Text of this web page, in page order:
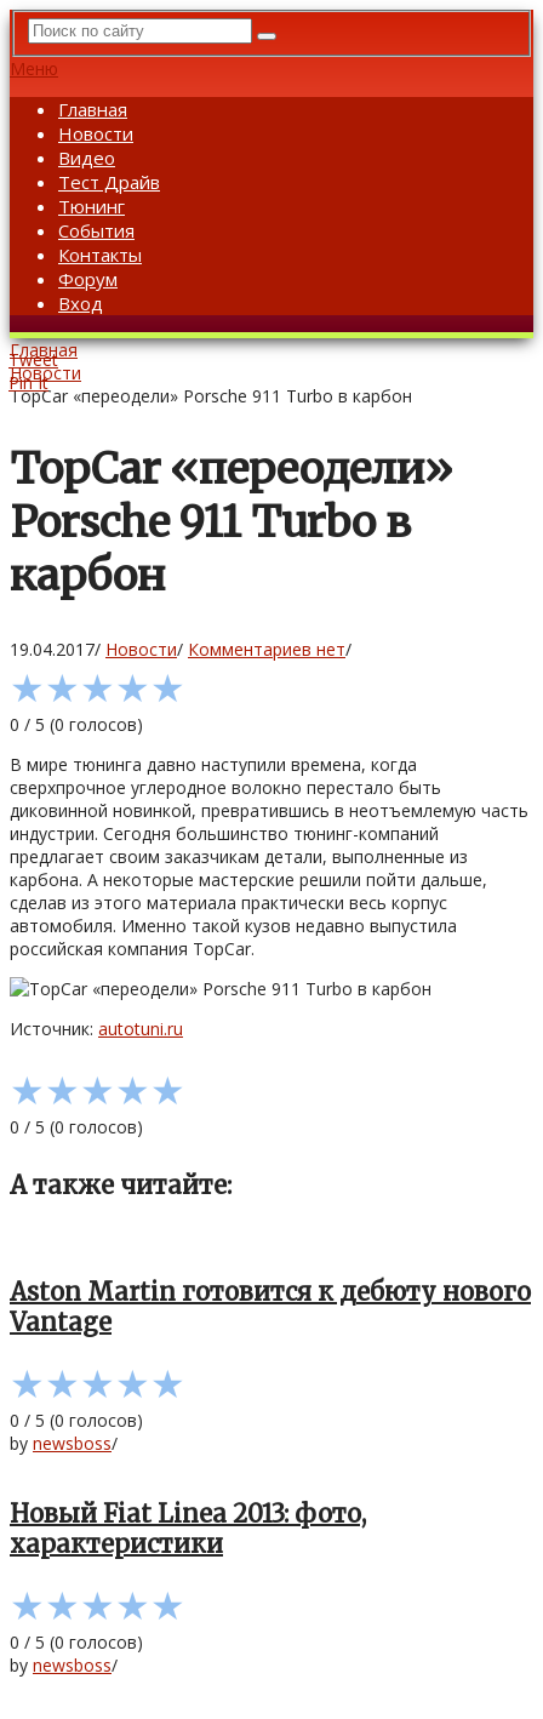
Меню
Главная
Новости
Видео
Тест Драйв
Тюнинг
События
Контакты
Форум
Вход
Главная
Новости
TopCar «переодели» Porsche 911 Turbo в карбон
TopCar «переодели»
Porsche 911 Turbo в
карбон
19.04.2017/ Новости/ Комментариев нет/
★★★★★
0 / 5 (0 голосов)
В мире тюнинга давно наступили времена, когда
сверхпрочное углеродное волокно перестало быть
диковинной новинкой, превратившись в неотъемлемую часть
индустрии. Сегодня большинство тюнинг-компаний
предлагает своим заказчикам детали, выполненные из
карбона. А некоторые мастерские решили пойти дальше,
сделав из этого материала практически весь корпус
автомобиля. Именно такой кузов недавно выпустила
российская компания TopCar.
Источник: autotuni.ru
★★★★★
0 / 5 (0 голосов)
Tweet
Pin It
А также читайте:
Aston Martin готовится к дебюту нового
Vantage
★★★★★
0 / 5 (0 голосов)
by newsboss/
Новый Fiat Linea 2013: фото,
характеристики
★★★★★
0 / 5 (0 голосов)
by newsboss/